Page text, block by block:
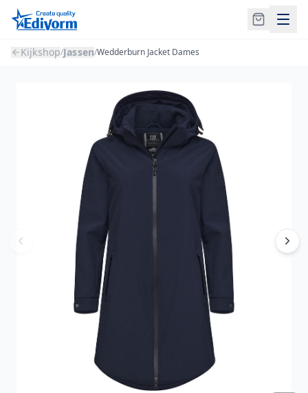
Kijkshop/Jassen/Wedderburn Jacket Dames